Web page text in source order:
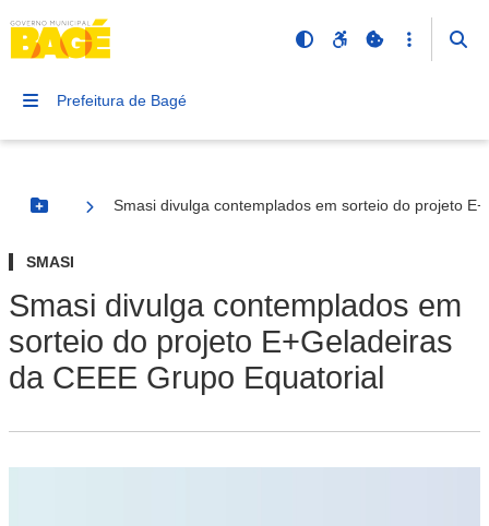
Prefeitura de Bagé
Botão Menu
Smasi divulga contemplados em sorteio do projeto
SMASI
Smasi divulga contemplados em
sorteio do projeto E+Geladeiras
da CEEE Grupo Equatorial